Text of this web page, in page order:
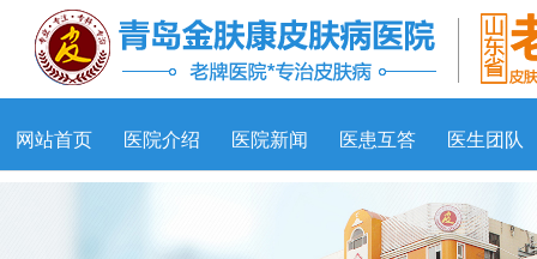
网站首页 医院介绍 医院新闻 医患互答 医生团队